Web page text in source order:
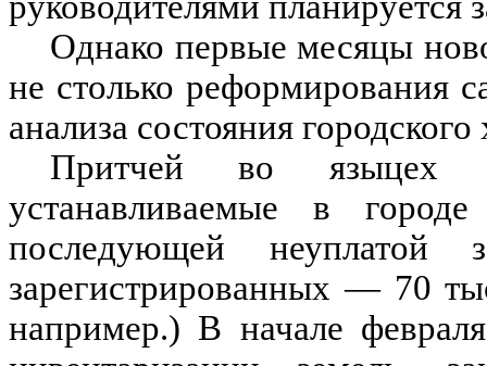
Однако первые месяцы
не столько реформирования
анализа состояния городского
Притчей во языцех
устанавливаемые в
последующей
зарегистрированных — 70
например.) В начале